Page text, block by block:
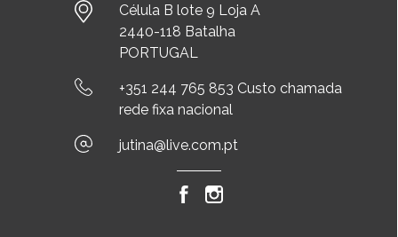
Célula B lote 9 Loja A
2440-118 Batalha
PORTUGAL
+351 244 765 853 Custo chamada
rede fixa nacional
jutina@live.com.pt